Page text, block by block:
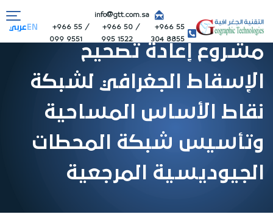
info@gtt.com.sa
+966 55
304 8855
+966 50
995 1522
+966 55
099 9551
EN عربي
مشروع إعادة تصحيح
الإسقاط الجغرافي لشبكة
نقاط الأساس المساحية
وتأسيس شبكة المحطات
الجيوديسية المرجعية